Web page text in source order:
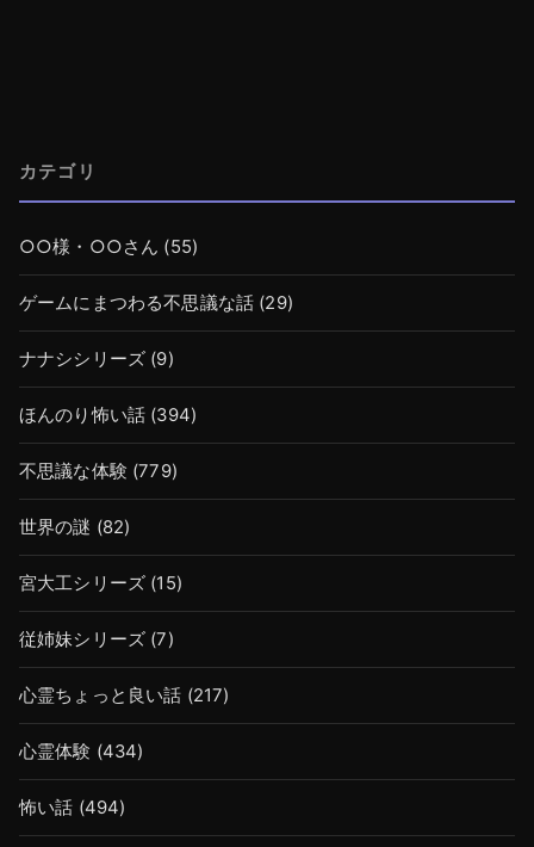
カテゴリ
○○様・○○さん (55)
ゲームにまつわる不思議な話 (29)
ナナシシリーズ (9)
ほんのり怖い話 (394)
不思議な体験 (779)
世界の謎 (82)
宮大工シリーズ (15)
従姉妹シリーズ (7)
心霊ちょっと良い話 (217)
心霊体験 (434)
怖い話 (494)